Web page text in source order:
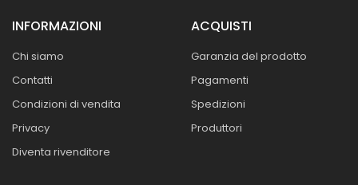
INFORMAZIONI
Chi siamo
Contatti
Condizioni di vendita
Privacy
Diventa rivenditore
ACQUISTI
Garanzia del prodotto
Pagamenti
Spedizioni
Produttori